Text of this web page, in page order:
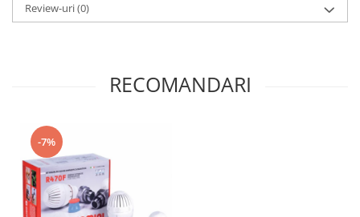
Review-uri(0)
RECOMANDARI
-7%